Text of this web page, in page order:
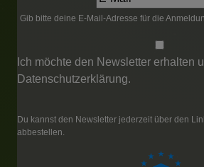
Gib bitte deine E-Mail-Adresse für die
Ich möchte den Newsletter erhalten
Datenschutzerklärung.
Du kannst den Newsletter jederzeit über den
abbestellen.